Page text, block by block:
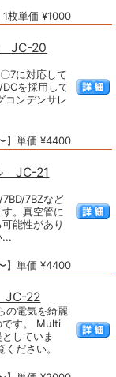
1枚単価 ¥1000
JC-20
7に対応して
を採用して
コンデンサレ
】単価 ¥4400
JC-21
7BZなど
。真空管に
能性があり
...
】単価 ¥4400
JC-22
の電気を綺麗
です。 Multi
していま
ださい。